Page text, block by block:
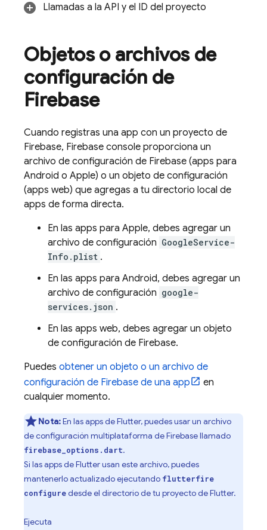
Llamadas a la API y el ID del proyecto
Objetos o archivos de
configuración de
Firebase
Cuando registras una app con un proyecto de
Firebase, Firebase console proporciona un
archivo de configuración de Firebase (apps para
Android o Apple) o un objeto de configuración
(apps web) que agregas a tu directorio local de
apps de forma directa.
En las apps para Apple, debes agregar un
archivo de configuración GoogleService-
Info.plist .
En las apps para Android, debes agregar un
archivo de configuración google-
services.json .
En las apps web, debes agregar un objeto
de configuración de Firebase.
Puedes obtener un objeto o un archivo de
configuración de Firebase de una app
en
cualquier momento.
Nota:En las apps de Flutter, puedes usar un archivo
de configuración multiplataforma de Firebase llamado
firebase_options.dart.
Si las apps de Flutter usan este archivo, puedes
mantenerlo actualizado ejecutando flutterfire
configuredesde el directorio de tu proyecto de Flutter.
Ejecuta